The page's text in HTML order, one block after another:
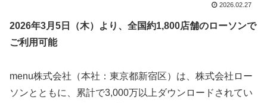
2026.02.27
2026年3月5日（木）より、全国約1,800店舗のローソンで
ご利用可能
menu株式会社（本社：東京都新宿区）は、株式会社ロー
ソンとともに、累計で3,000万以上ダウンロードされてい